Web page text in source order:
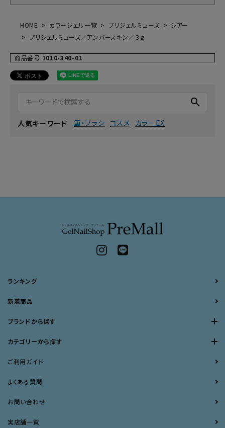
HOME カラージェル一覧 プリジェルミューズ
シアー
プリジェルミューズ／アンバースキン／３ｇ
商品番号 1010-340-01
search
人気キーワード 筆・ブラシ コスメ カラーEX
ランキング
新着商品
ブランドから探す
カテゴリーから探す
ご利用ガイド
よくある質問
お問い合わせ
実店舗一覧